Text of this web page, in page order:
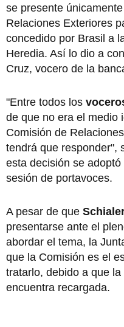
se presente
Relaciones Exteriores
concedido por Brasil a
Heredia. Así lo dio a
Cruz, vocero de la
"Entre todos los
de que no era el medio
Comisión de
tendrá que responder",
esta decisión se adoptó
sesión de portavoces.
A pesar de que
presentarse ante el
abordar el tema, la
que la Comisión es el
tratarlo, debido a que
encuentra recargada.